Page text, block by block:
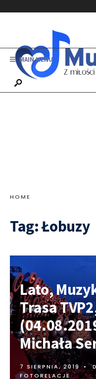
MAIN MENU
HOME
Tag:Łobuzy
Lato,
Trasa
Michała
7 SIERPNIA, 2019 •
FOTORELACJE